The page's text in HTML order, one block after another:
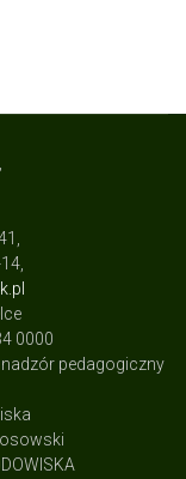
0000
pedagogiczny